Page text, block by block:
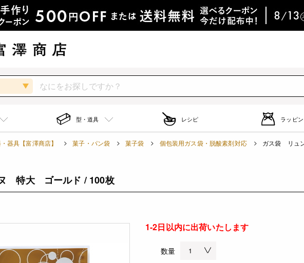
型・道具 レシピ ラッピ
器具【富澤商店】 菓子・パン袋 菓子袋 個包装用ガス袋・脱酸素剤対応 ガス袋 リュ
特大 ゴールド / 100枚
1-2日以内に出荷いたします
数量